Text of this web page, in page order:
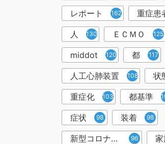
レポート 162 重症患
人 130 ＥＣＭＯ 125
middot 120 都 117
人工心肺装置 108 状
重症化 103 都基準
症状 98 装着 98
新型コロナウイルス 96